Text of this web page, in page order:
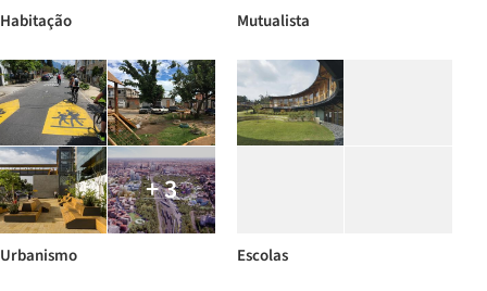
Habitação Mutualista
+ 3
Urbanismo Escolas